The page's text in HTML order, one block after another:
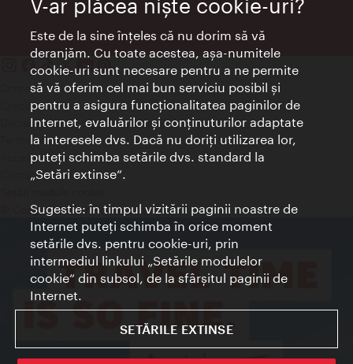
Contact
Credits
Declaraţie privind protecţia datelor
Terms of Use
Accesibilitate
Contact presa
© Copyright Wien Tourismus
V-ar plăcea nişte cookie-uri?
Este de la sine înţeles că nu dorim să vă
deranjăm. Cu toate acestea, aşa-numitele
cookie-uri sunt necesare pentru a ne permite
să vă oferim cel mai bun serviciu posibil şi
pentru a asigura funcţionalitatea paginilor de
Internet, evaluărilor şi conţinuturilor adaptate
la interesele dvs. Dacă nu doriţi utilizarea lor,
puteţi schimba setările dvs. standard la
„Setări extinse“.
Sugestie: în timpul vizitării paginii noastre de
Internet puteţi schimba în orice moment
setările dvs. pentru cookie-uri, prin
intermediul linkului „Setările modulelor
cookie“ din subsol, de la sfârşitul paginii de
Internet.
SETĂRILE EXTINSE